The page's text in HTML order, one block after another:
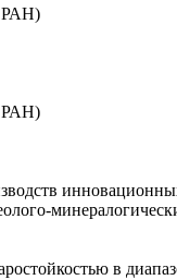
РАН)
РАН)
в